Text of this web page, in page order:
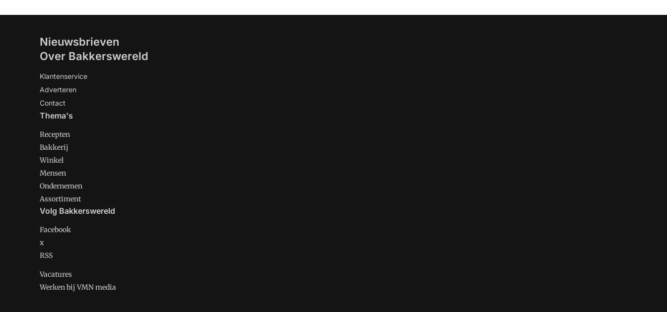
Nieuwsbrieven
Over Bakkerswereld
Klantenservice
Adverteren
Contact
Thema's
Recepten
Bakkerij
Winkel
Mensen
Ondernemen
Assortiment
Volg Bakkerswereld
Facebook
x
RSS
Vacatures
Werken bij VMN media